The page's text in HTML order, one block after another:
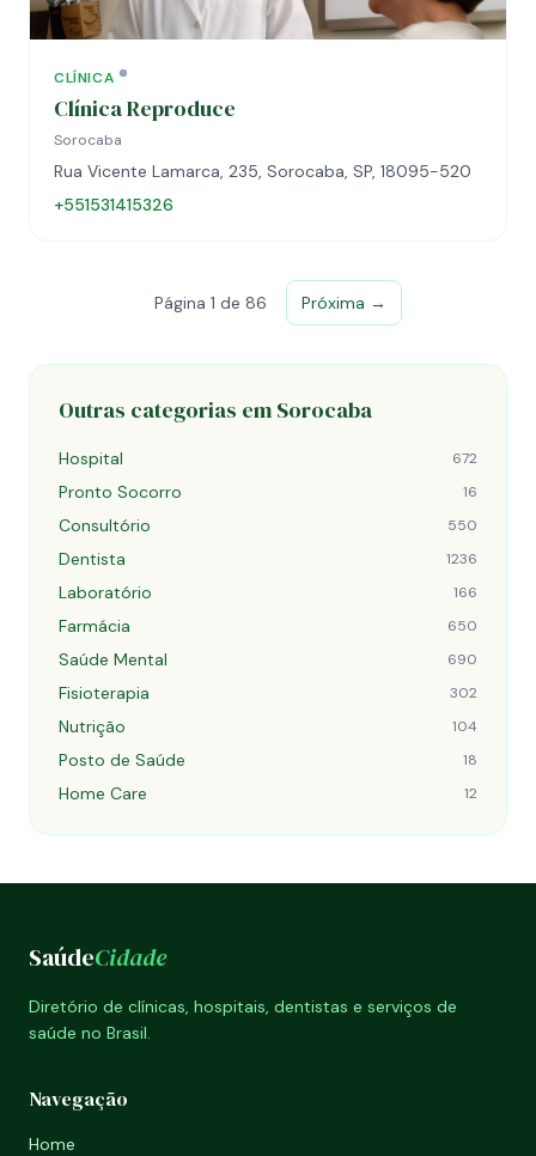
CLÍNICA
Clínica Reproduce
Sorocaba
Rua Vicente Lamarca, 235, Sorocaba, SP, 18095-520
+551531415326
Página 1 de 86 Próxima →
Outras categorias em Sorocaba
Hospital 672
Pronto Socorro 16
Consultório 550
Dentista 1236
Laboratório 166
Farmácia 650
Saúde Mental 690
Fisioterapia 302
Nutrição 104
Posto de Saúde 18
Home Care 12
SaúdeCidade
Diretório de clínicas, hospitais, dentistas e serviços de
saúde no Brasil.
Navegação
Home